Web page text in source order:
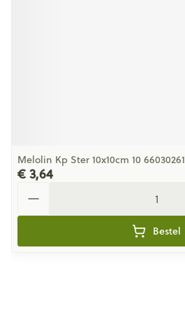
Melolin Kp Ster 10x10cm 10 66030261
€ 3,64
Bestel